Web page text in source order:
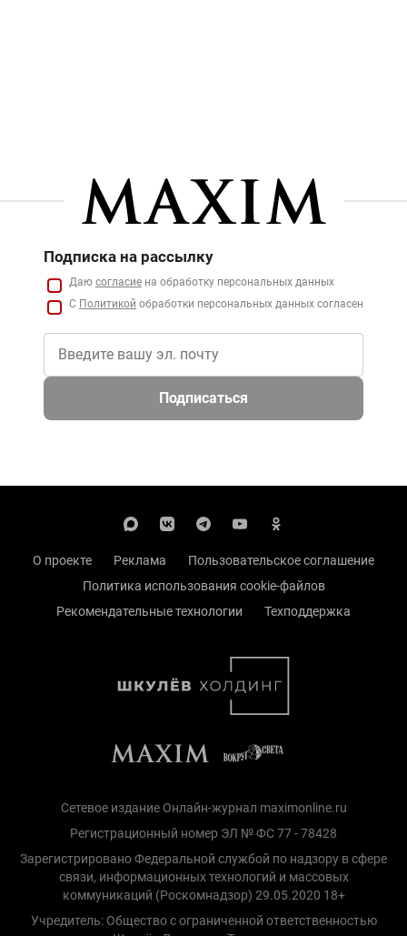
Подписка на рассылку
Даю согласие на обработку персональных данных
С Политикой обработки персональных данных согласен
Подписаться
О проекте Реклама
Пользовательское соглашение
Политика использования cookie-файлов
Рекомендательные технологии
Техподдержка
Сетевое издание Онлайн-журнал maximonline.ru
Регистрационный номер ЭЛ № ФС 77 - 78428
Зарегистрировано Федеральной службой по надзору в сфере
связи, информационных технологий и массовых
коммуникаций (Роскомнадзор) 29.05.2020 18+
Учредитель: Общество с ограниченной ответственностью